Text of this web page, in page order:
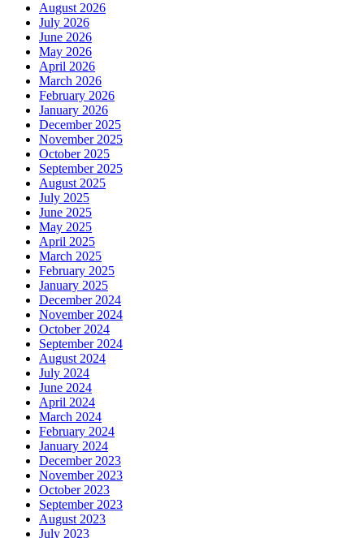
August 2026
July 2026
June 2026
May 2026
April 2026
March 2026
February 2026
January 2026
December 2025
November 2025
October 2025
September 2025
August 2025
July 2025
June 2025
May 2025
April 2025
March 2025
February 2025
January 2025
December 2024
November 2024
October 2024
September 2024
August 2024
July 2024
June 2024
April 2024
March 2024
February 2024
January 2024
December 2023
November 2023
October 2023
September 2023
August 2023
July 2023